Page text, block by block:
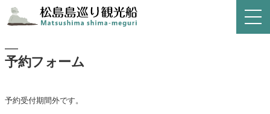
予約フォーム
予約受付期間外です。